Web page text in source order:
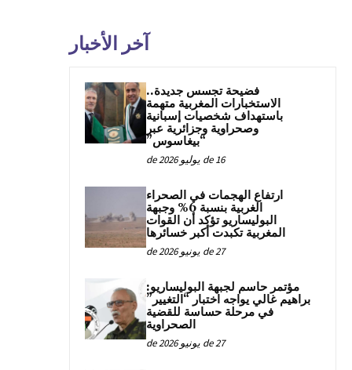
آخر الأخبار
فضيحة تجسس جديدة..
الاستخبارات المغربية متهمة
باستهداف شخصيات إسبانية
وصحراوية وجزائرية عبر
“بيغاسوس”
16 de يوليو de 2026
ارتفاع الهجمات في الصحراء
الغربية بنسبة 6% وجبهة
البوليساريو تؤكد أن القوات
المغربية تكبدت أكبر خسائرها
27 de يونيو de 2026
مؤتمر حاسم لجبهة البوليساريو:
براهيم غالي يواجه اختبار “التغيير”
في مرحلة حساسة للقضية
الصحراوية
27 de يونيو de 2026